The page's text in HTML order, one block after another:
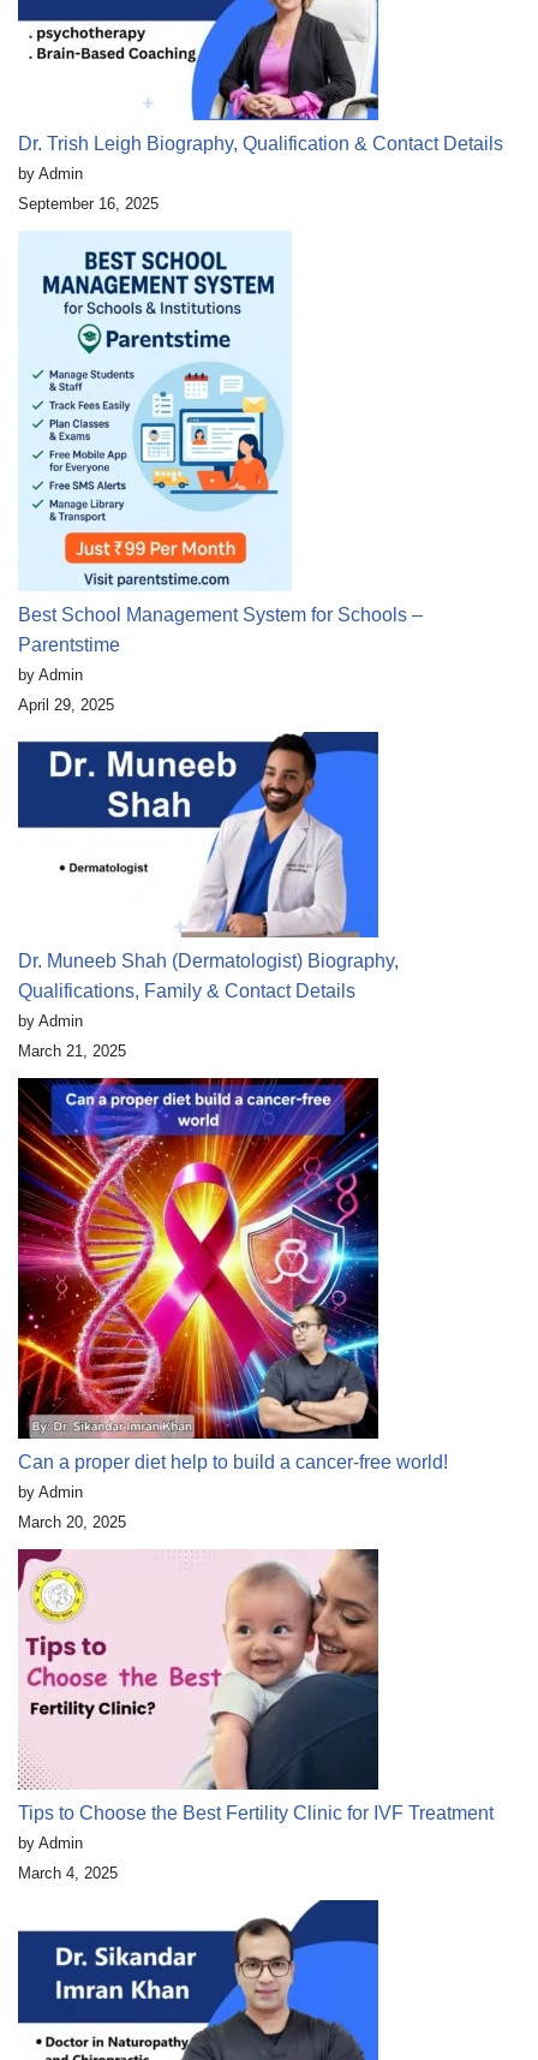
Dr. Trish Leigh Biography, Qualification & Contact Details
by Admin
September 16, 2025
Best School Management System for Schools –
Parentstime
by Admin
April 29, 2025
Dr. Muneeb Shah (Dermatologist) Biography,
Qualifications, Family & Contact Details
by Admin
March 21, 2025
Can a proper diet help to build a cancer-free world!
by Admin
March 20, 2025
Tips to Choose the Best Fertility Clinic for IVF Treatment
by Admin
March 4, 2025